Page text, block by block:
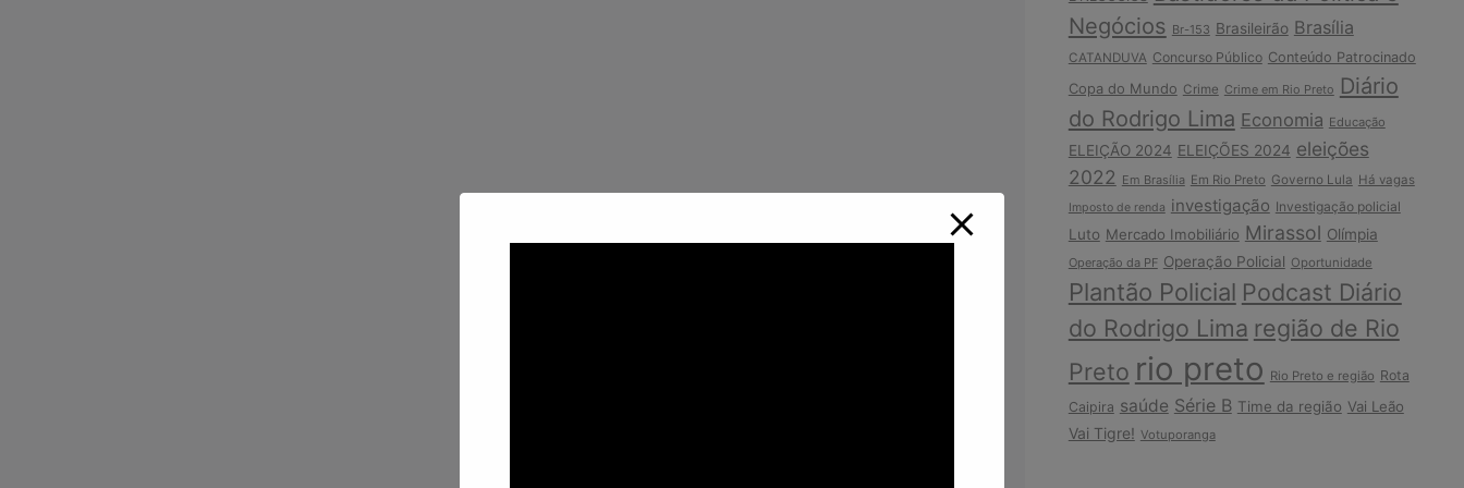
Negócios Br-153 Brasileirão Brasília
CATANDUVA Concurso Público Conteúdo Patrocinado
Copa do Mundo Crime Crime em Rio Preto Diário
do Rodrigo Lima Economia Educação
ELEIÇÃO 2024 ELEIÇÕES 2024 eleições
2022 Em Brasília Em Rio Preto Governo Lula Há vagas
Imposto de renda investigação Investigação policial
Luto Mercado Imobiliário Mirassol Olímpia
Operação da PF Operação Policial Oportunidade
Plantão Policial Podcast Diário
do Rodrigo Lima região de Rio
Preto rio preto Rio Preto e região Rota
Caipira saúde Série B Time da região Vai Leão
Vai Tigre! Votuporanga